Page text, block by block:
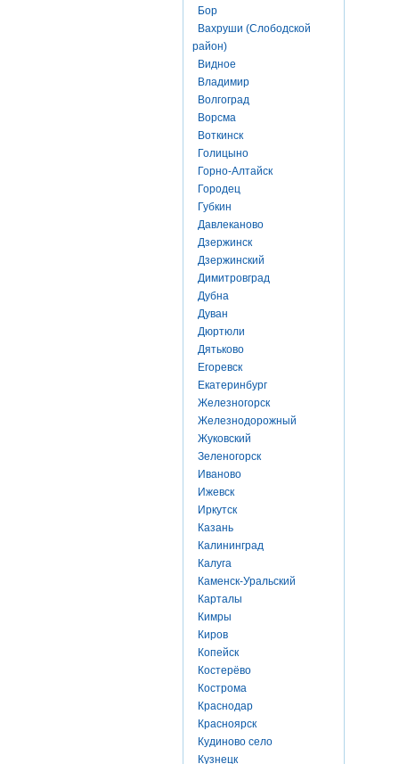
Бор
Вахруши (Слободской
район)
Видное
Владимир
Волгоград
Ворсма
Воткинск
Голицыно
Горно-Алтайск
Городец
Губкин
Давлеканово
Дзержинск
Дзержинский
Димитровград
Дубна
Дуван
Дюртюли
Дятьково
Егоревск
Екатеринбург
Железногорск
Железнодорожный
Жуковский
Зеленогорск
Иваново
Ижевск
Иркутск
Казань
Калининград
Калуга
Каменск-Уральский
Карталы
Кимры
Киров
Копейск
Костерёво
Кострома
Краснодар
Красноярск
Кудиново село
Кузнецк